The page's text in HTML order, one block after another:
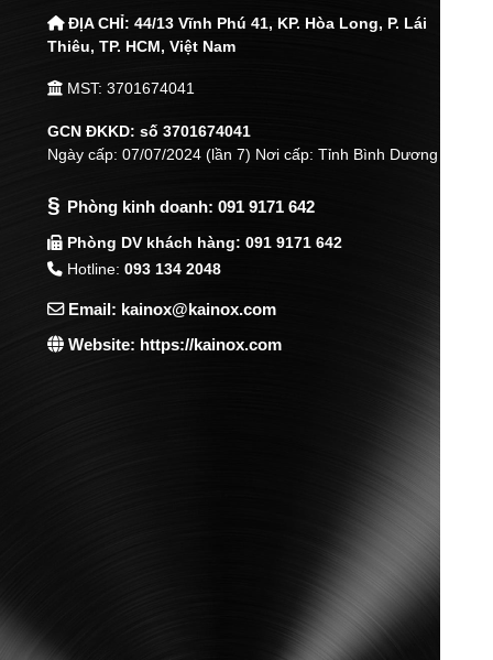
ĐỊA CHỈ:44/13 Vĩnh Phú 41, KP. Hòa Long, P. Lái
Thiêu,TP. HCM, Việt Nam
MST: 3701674041
GCN ĐKKD: số 3701674041
Ngày cấp: 07/07/2024 (lần 7) Nơi cấp: Tỉnh Bình Dương
§ Phòng kinh doanh: 091 9171 642
Phòng DV khách hàng: 091 9171 642
Hotline:093 134 2048
Email: kainox@kainox.com
Website: https://kainox.com